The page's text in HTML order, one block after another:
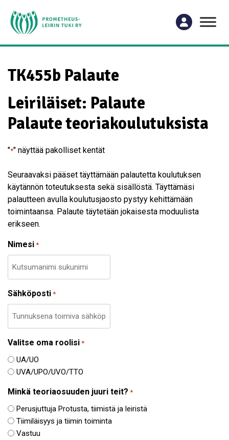
TK455b Palaute
Leiriläiset: Palaute
Palaute teoriakoulutuksista
"*" näyttää pakolliset kentät
Seuraavaksi pääset täyttämään palautetta koulutuksen
käytännön toteutuksesta sekä sisällöstä. Täyttämäsi
palautteen avulla koulutusjaosto pystyy kehittämään
toimintaansa. Palaute täytetään jokaisesta moduulista
erikseen.
Nimesi *
Sähköposti *
Valitse oma roolisi *
UA/UO
UVA/UPO/UVO/TTO
Minkä teoriaosuuden juuri teit? *
Perusjuttuja Protusta, tiimistä ja leiristä
Tiimiläisyys ja tiimin toiminta
Vastuu